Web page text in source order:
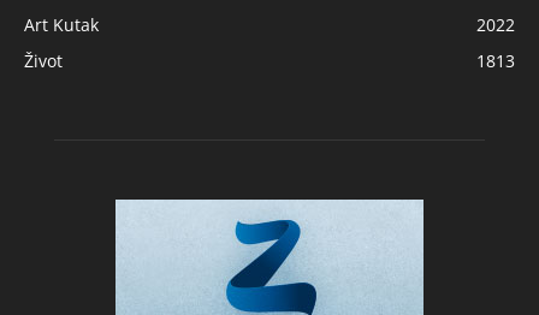
Art Kutak
2022
Život
1813